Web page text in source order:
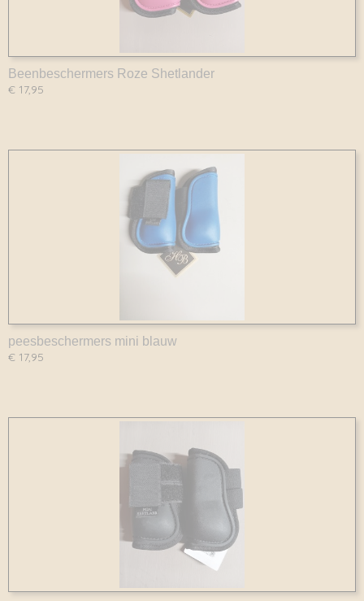
Beenbeschermers Roze Shetlander
€ 17,95
peesbeschermers mini blauw
€ 17,95